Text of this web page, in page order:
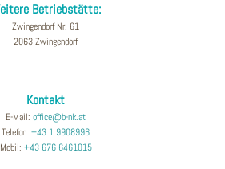
Betriebstätte:
Zwingendorf Nr. 61
2063 Zwingendorf
Kontakt
E-Mail: office@b-nk.at
Telefon: +43 1 9908996
Mobil: +43 676 6461015